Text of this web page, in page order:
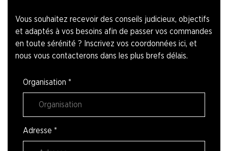
Vous souhaitez recevoir des conseils judicieux, objectifs
et adaptés à vos besoins afin de passer vos commandes
en toute sérénité ? Inscrivez vos coordonnées ici, et
nous vous contacterons dans les plus brefs délais.
Organisation *
Adresse *